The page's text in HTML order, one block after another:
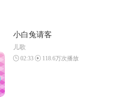
小白兔请客
儿歌
02:33 118.6万次播放